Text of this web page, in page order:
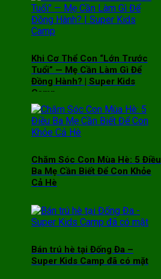
Khi Cơ Thể Con “Lớn Trước
Tuổi” — Mẹ Cần Làm Gì Để
Đồng Hành? | Super Kids
Camp
Chăm Sóc Con Mùa Hè: 5 Điều
Ba Mẹ Cần Biết Để Con Khỏe
Cả Hè
Bán trú hè tại Đống Đa –
Super Kids Camp đã có mặt